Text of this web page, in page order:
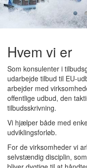
Hvem vi er
Som konsulenter i
udarbejde tilbud til EU-
arbejder med
offentlige udbud, den
tilbudsskrivning.
Vi hjælper både med
udviklingsforløb.
For de virksomheder vi
selvstændig disciplin,